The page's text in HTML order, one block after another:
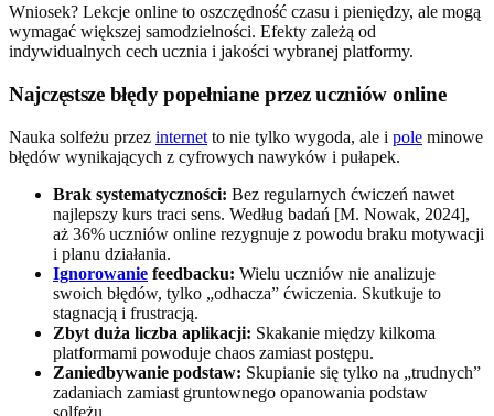
Wniosek? Lekcje online to oszczędność czasu i pieniędzy, ale mogą
wymagać większej samodzielności. Efekty zależą od
indywidualnych cech ucznia i jakości wybranej platformy.
Najczęstsze błędy popełniane przez uczniów online
Nauka solfeżu przez internet to nie tylko wygoda, ale i pole minowe
błędów wynikających z cyfrowych nawyków i pułapek.
Brak systematyczności: Bez regularnych ćwiczeń nawet
najlepszy kurs traci sens. Według badań [M. Nowak, 2024],
aż 36% uczniów online rezygnuje z powodu braku motywacji
i planu działania.
Ignorowanie feedbacku: Wielu uczniów nie analizuje
swoich błędów, tylko „odhacza” ćwiczenia. Skutkuje to
stagnacją i frustracją.
Zbyt duża liczba aplikacji: Skakanie między kilkoma
platformami powoduje chaos zamiast postępu.
Zaniedbywanie podstaw: Skupianie się tylko na „trudnych”
zadaniach zamiast gruntownego opanowania podstaw
solfeżu.